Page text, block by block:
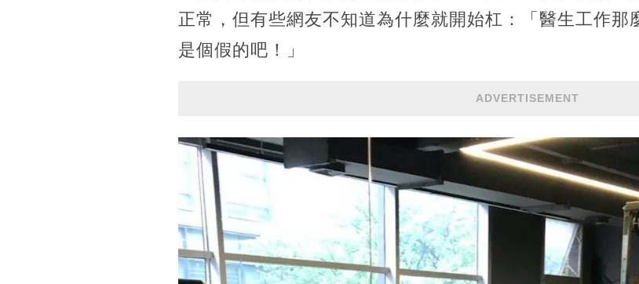
正常，但有些網友不知道為什麼就開始杠：「醫生工作那
是個假的吧！」
ADVERTISEMENT